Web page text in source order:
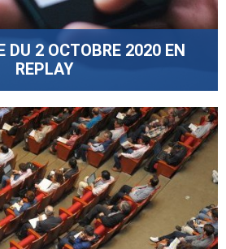
DU 2 OCTOBRE 2020 EN
REPLAY